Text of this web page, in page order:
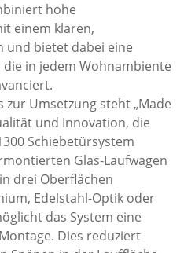
hohe
einem klaren,
und bietet dabei eine
in jedem Wohnambiente
Umsetzung steht „Made
und Innovation, die
Schiebetürsystem
Glas-Laufwagen
drei Oberflächen
Edelstahl-Optik oder
das System eine
Dies reduziert